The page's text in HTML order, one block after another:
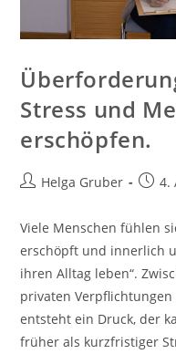
Stress und
erschöpfen.
Beitrags-
Helga Gruber 4.
Viele Menschen fühlen
erschöpft und innerlich
ihren Alltag leben“.
privaten
entsteht ein Druck, der
früher als kurzfristiger